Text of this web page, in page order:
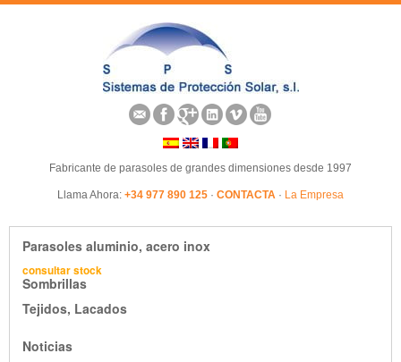
Fabricante de parasoles de grandes dimensiones desde 1997
Llama Ahora: +34 977 890 125 · CONTACTA · La Empresa
Parasoles aluminio, acero inox
Sombrillas
consultar stock
Tejidos, Lacados
Noticias